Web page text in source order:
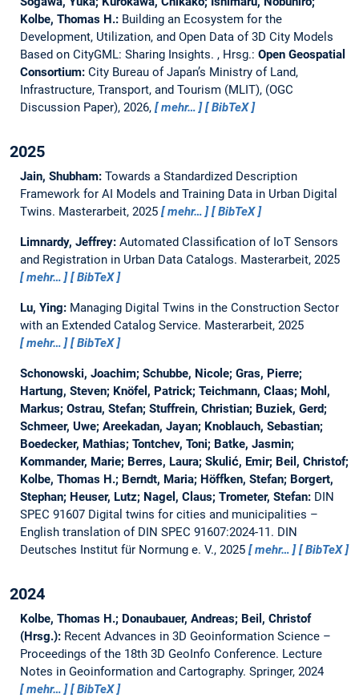
Kolbe, Thomas H.: Building an Ecosystem for the
Development, Utilization, and Open Data of 3D City Models
Based on CityGML: Sharing Insights. , Hrsg.: Open Geospatial
Consortium: City Bureau of Japan’s Ministry of Land,
Infrastructure, Transport, and Tourism (MLIT), (OGC
Discussion Paper), 2026,
mehr… BibTeX
2025
Jain, Shubham: Towards a Standardized Description
Framework for AI Models and Training Data in Urban Digital
Twins. Masterarbeit, 2025 mehr… BibTeX
Limnardy, Jeffrey: Automated Classification of IoT Sensors
and Registration in Urban Data Catalogs. Masterarbeit, 2025
mehr…
BibTeX
Lu, Ying: Managing Digital Twins in the Construction Sector
with an Extended Catalog Service. Masterarbeit, 2025
mehr…
BibTeX
Schonowski, Joachim; Schubbe, Nicole; Gras, Pierre;
Hartung, Steven; Knöfel, Patrick; Teichmann, Claas; Mohl,
Markus; Ostrau, Stefan; Stuffrein, Christian; Buziek, Gerd;
Schmeer, Uwe; Areekadan, Jayan; Knoblauch, Sebastian;
Boedecker, Mathias; Tontchev, Toni; Batke, Jasmin;
Kommander, Marie; Berres, Laura; Skulić, Emir; Beil, Christof;
Kolbe, Thomas H.; Berndt, Maria; Höffken, Stefan; Borgert,
Stephan; Heuser, Lutz; Nagel, Claus; Trometer, Stefan: DIN
SPEC 91607 Digital twins for cities and municipalities –
English translation of DIN SPEC 91607:2024-11. DIN
Deutsches Institut für Normung e. V., 2025
mehr… BibTeX
2024
Kolbe, Thomas H.; Donaubauer, Andreas; Beil, Christof
(Hrsg.): Recent Advances in 3D Geoinformation Science –
Proceedings of the 18th 3D GeoInfo Conference. Lecture
Notes in Geoinformation and Cartography. Springer, 2024
mehr…
BibTeX